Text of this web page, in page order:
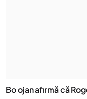
Bolojan afirmă că